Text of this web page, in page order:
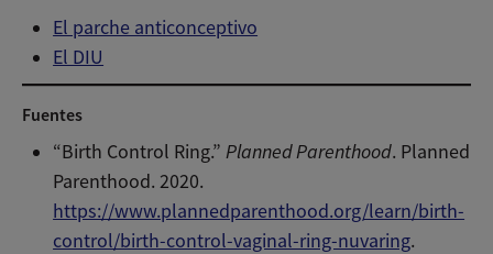
El parche anticonceptivo
El DIU
Fuentes
“Birth Control Ring.”Planned Parenthood. Planned
Parenthood. 2020.
https://www.plannedparenthood.org/learn/birth-
control/birth-control-vaginal-ring-nuvaring.